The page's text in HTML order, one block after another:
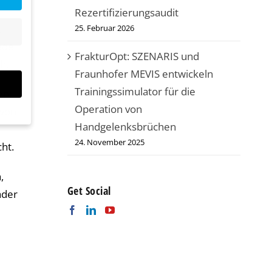
Rezertifizierungsaudit
25. Februar 2026
FrakturOpt: SZENARIS und
Fraunhofer MEVIS entwickeln
Trainingssimulator für die
Operation von
Handgelenksbrüchen
24. November 2025
Get Social